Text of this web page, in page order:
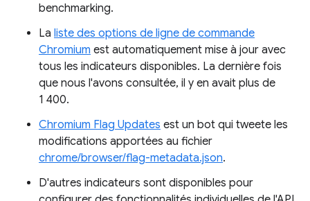
benchmarking.
La liste des options de ligne de commande
Chromium est automatiquement mise à jour avec
tous les indicateurs disponibles. La dernière fois
que nous l'avons consultée, il y en avait plus de
1 400.
Chromium Flag Updates est un bot qui tweete les
modifications apportées au fichier
chrome/browser/flag-metadata.json.
D'autres indicateurs sont disponibles pour